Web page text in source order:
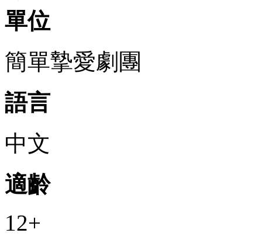
單位
簡單摯愛劇團
語言
中文
適齡
12+